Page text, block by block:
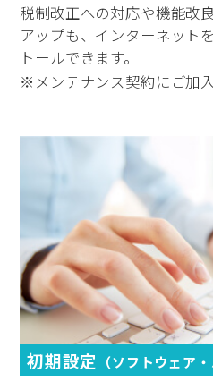
税制改正への対応や機能改
アップも、インターネット
トールできます。
※メンテナンス契約にご加
初期設定 （ソフトウェア